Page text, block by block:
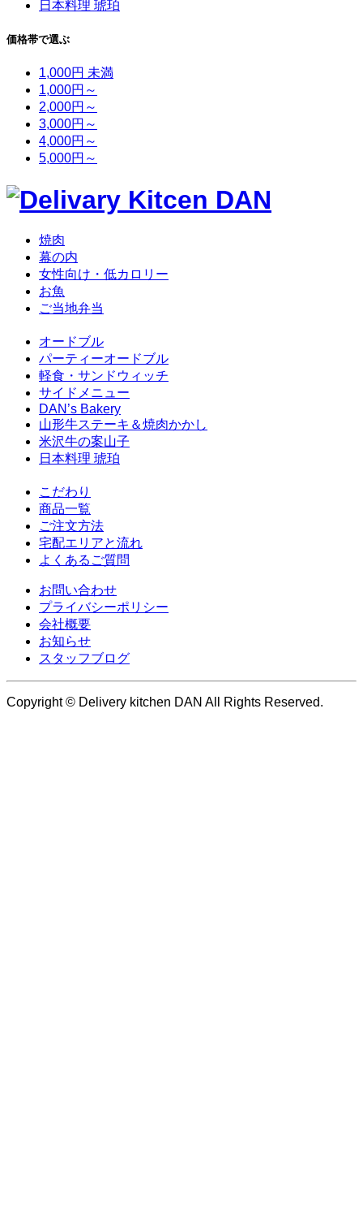
日本料理 琥珀
価格帯で選ぶ
1,000円 未満
1,000円～
2,000円～
3,000円～
4,000円～
5,000円～
焼肉
幕の内
女性向け・低カロリー
お魚
ご当地弁当
オードブル
パーティーオードブル
軽食・サンドウィッチ
サイドメニュー
DAN’s Bakery
山形牛ステーキ＆焼肉かかし
米沢牛の案山子
日本料理 琥珀
こだわり
商品一覧
ご注文方法
宅配エリアと流れ
よくあるご質問
お問い合わせ
プライバシーポリシー
会社概要
お知らせ
スタッフブログ
Copyright © Delivery kitchen DAN All Rights Reserved.